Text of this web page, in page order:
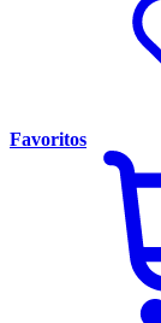
Favoritos